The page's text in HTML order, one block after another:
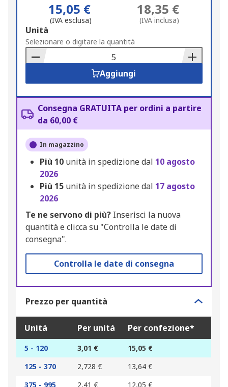
15,05 €
(IVA esclusa)
18,35 €
(IVA inclusa)
Add
to
Basket
Unità
Selezionare o digitare la quantità
Aggiungi
Consegna GRATUITA per ordini a partire
da 60,00 €
In magazzino
Più 10 unità in spedizione dal 10 agosto
2026
Più 15 unità in spedizione dal 17 agosto
2026
Te ne servono di più? Inserisci la nuova
quantità e clicca su "Controlla le date di
consegna".
Controlla le date di consegna
Prezzo per quantità
Unità Per unità Per confezione*
5 - 120 3,01 €
15,05 €
125 - 370
2,728 €
13,64 €
375 - 995
2,41 €
12,05 €